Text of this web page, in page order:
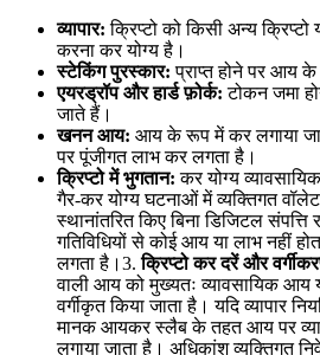
व्यापार: क्रिप्टो को किसी अन्य क्रिप्टो
करना कर योग्य है।
स्टेकिंग पुरस्कार:प्राप्त होने पर आय
एयरड्रॉप और हार्ड फ़ोर्क: टोकन जमा
जाते हैं।
खनन आय: आय के रूप में कर लगाया
पर पूंजीगत लाभ कर लगता है।
क्रिप्टो में भुगतान: कर योग्य
गैर-कर योग्य घटनाओं में व्यक्तिगत
स्थानांतरित किए बिना डिजिटल
गतिविधियों से कोई आय या लाभ नहीं
लगता है।3.क्रिप्टो कर दरें और
वाली आय को मुख्यतः व्यावसायिक
वर्गीकृत किया जाता है। यदि व्यापार
मानक आयकर स्लैब के तहत आय पर
लगाया जाता है। अधिकांश व्यक्तिगत